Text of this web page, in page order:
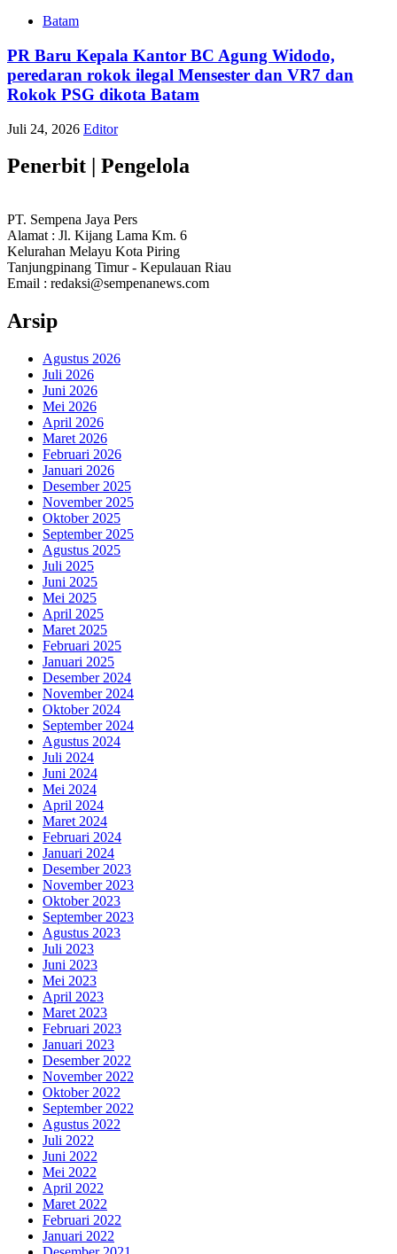
Batam
PR Baru Kepala Kantor BC Agung Widodo,
peredaran rokok ilegal Mensester dan VR7 dan
Rokok PSG dikota Batam
Juli 24, 2026 Editor
Penerbit | Pengelola
PT. Sempena Jaya Pers
Alamat : Jl. Kijang Lama Km. 6
Kelurahan Melayu Kota Piring
Tanjungpinang Timur - Kepulauan Riau
Email : redaksi@sempenanews.com
Arsip
Agustus 2026
Juli 2026
Juni 2026
Mei 2026
April 2026
Maret 2026
Februari 2026
Januari 2026
Desember 2025
November 2025
Oktober 2025
September 2025
Agustus 2025
Juli 2025
Juni 2025
Mei 2025
April 2025
Maret 2025
Februari 2025
Januari 2025
Desember 2024
November 2024
Oktober 2024
September 2024
Agustus 2024
Juli 2024
Juni 2024
Mei 2024
April 2024
Maret 2024
Februari 2024
Januari 2024
Desember 2023
November 2023
Oktober 2023
September 2023
Agustus 2023
Juli 2023
Juni 2023
Mei 2023
April 2023
Maret 2023
Februari 2023
Januari 2023
Desember 2022
November 2022
Oktober 2022
September 2022
Agustus 2022
Juli 2022
Juni 2022
Mei 2022
April 2022
Maret 2022
Februari 2022
Januari 2022